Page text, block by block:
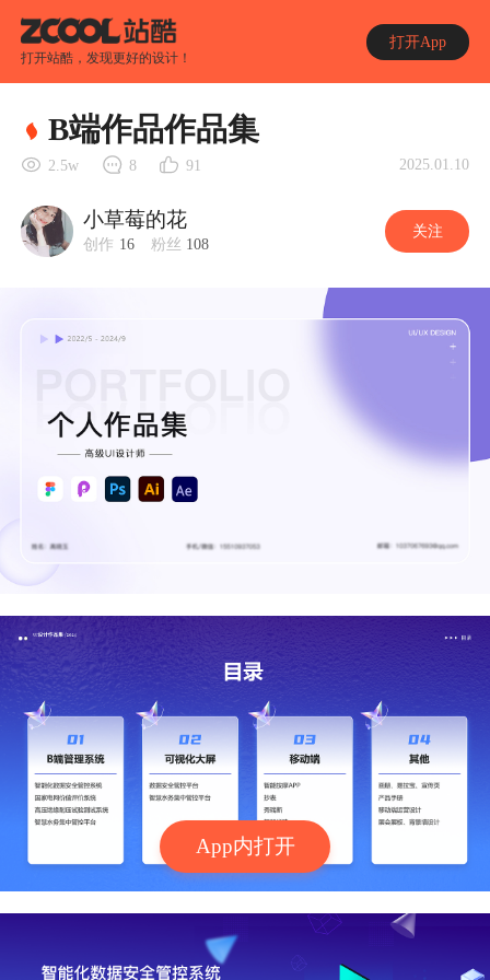
打开站酷，发现更好的设计！
打开App
App内打开
B端作品作品集
2.5w 8 91 2025.01.10
小草莓的花
创作 16 粉丝 108
关注